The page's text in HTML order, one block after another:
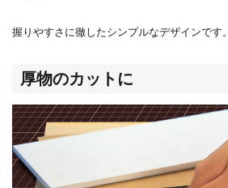
握りやすさに徹したシンプルなデザインです。
厚物のカットに